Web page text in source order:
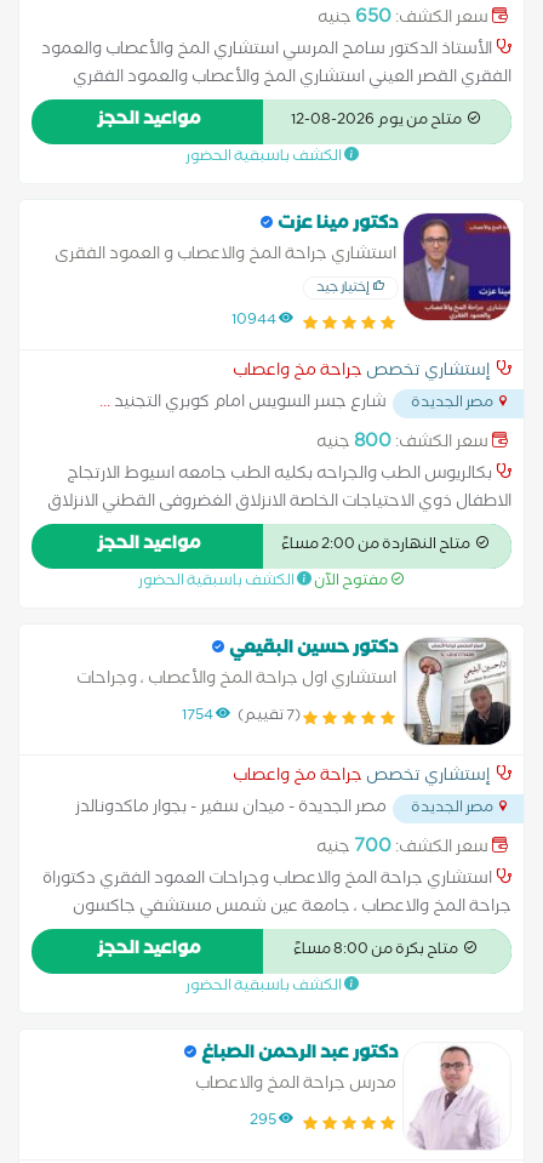
سعر الكشف:650 جنيه
الأستاذ الدكتور سامح المرسي استشاري المخ والأعصاب والعمود
الفقري القصر العيني استشاري المخ والأعصاب والعمود الفقري
مستشفى أبو الريش للاطفال سفير أطباء العالم للمخ والأعصاب
والعمود الفقري
متاح من يوم 2026-08-12 مواعيد الحجز
الكشف باسبقية الحضور
دكتور مينا عزت
استشاري جراحة المخ والاعصاب و العمود الفقرى
إختيار جيد
10944
إستشاري تخصص جراحة مخ واعصاب
مصر الجديدة شارع جسر السويس امام كوبري التجنيد...
سعر الكشف:800جنيه
بكالريوس الطب والجراحه بكليه الطب جامعه اسيوط الارتجاج
الاطفال ذوي الاحتياجات الخاصة الانزلاق الغضروفى القطني الانزلاق
الغضروفي العنقي التشنجات ونوبات الصرع للاطفال الدماغية الشلل
بأنواعه الصداع والام العصب الخامس الصرع النزيف الدماغي حالات
التوحد وفرط الحركة شلل الأطفال ضعف الحركة علاج الاطفال
حالات الحركات اللارادية علاج حالات الشلل الدماغي علاج حالات تأخر
المشي علاج حالات ضمور العضلات و التهابات الاعصاب لدى الاطفال
علاج حالات فرط الحركة علاج لين العظام عند الأطفال
متاح النهاردة من 2:00 مساءً مواعيد الحجز
مفتوح الآن الكشف باسبقية الحضور
دكتور حسين البقيعي
استشاري اول جراحة المخ والأعصاب ، وجراحات
العمود الفقري
(7 تقييم) 1754
إستشاري تخصص جراحة مخ واعصاب
مصر الجديدة
مصر الجديدة - ميدان سفير - بجوار ماكدونالدز
سعر الكشف:700 جنيه
استشاري جراحة المخ والاعصاب وجراحات العمود الفقري دكتوراة
جراحة المخ والاعصاب ، جامعة عين شمس مستشفي جاكسون
التذكاري ، جامعة ميامي الولايات المتحدة الأمريكية كلية الطب
البشري ، القوات المسلحة المصرية مستشفيات القوات المسلحة
المصرية الاكاديمية الطبية العسكرية القوات المسلحة المصرية
الجوية التخصصي ، التجمع الخامس
متاح بكرة من 8:00 مساءً مواعيد الحجز
الكشف باسبقية الحضور
دكتور عبد الرحمن الصباغ
مدرس جراحة المخ والاعصاب
295